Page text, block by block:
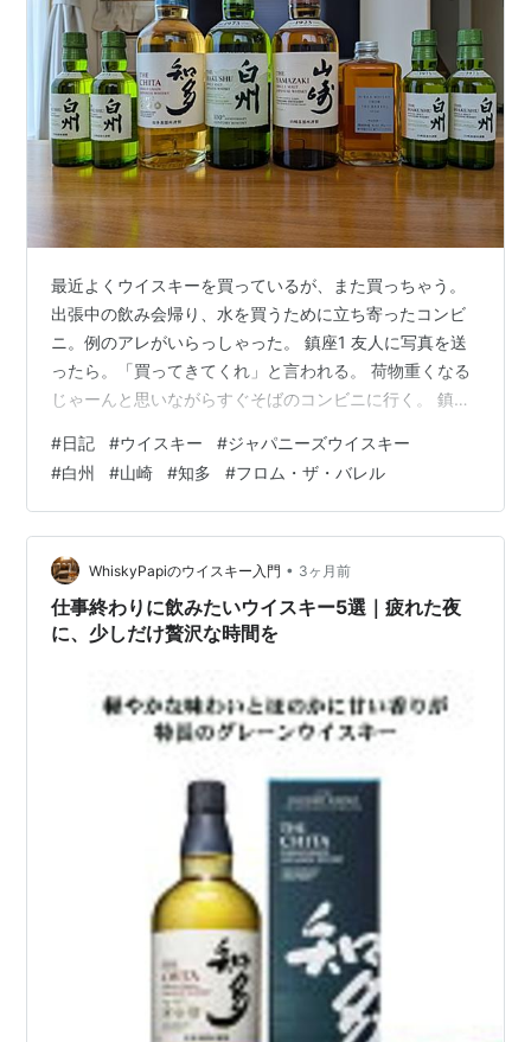
最近よくウイスキーを買っているが、また買っちゃう。
出張中の飲み会帰り、水を買うために立ち寄ったコンビ
ニ。例のアレがいらっしゃった。 鎮座1 友人に写真を送
ったら。「買ってきてくれ」と言われる。 荷物重くなる
じゃーんと思いながらすぐそばのコンビニに行く。 鎮座
全部買わなかったのは若干の良心。ストップ・ザ・買占
め！ 白州の小瓶は軽いプレゼントには最適だ。レア感も
あり好きな人はすごく喜んでくれる。 そんなわけで我が
家のラインナップはだいぶ充実している。 充実 なかなか
開けられないんだよな～。知多も今では高級品だし。
ん、1本だけニッカは変かな…
#日記 #ウイスキー #ジャパニーズウイスキー
#白州 #山崎 #知多 #フロム・ザ・バレル
WhiskyPapiのウイスキー入門 • 3ヶ月前
仕事終わりに飲みたいウイスキー5選｜疲れた夜
に、少しだけ贅沢な時間を